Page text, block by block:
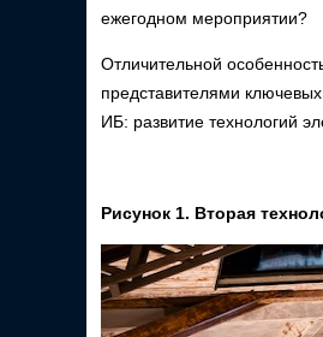
ежегодном мероприятии?
Отличительной
представителями
ИБ: развитие технологий
Рисунок 1. Вторая